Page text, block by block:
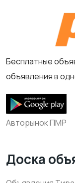
Бесплатные
объявления в
Авторынок ПМР
Доска